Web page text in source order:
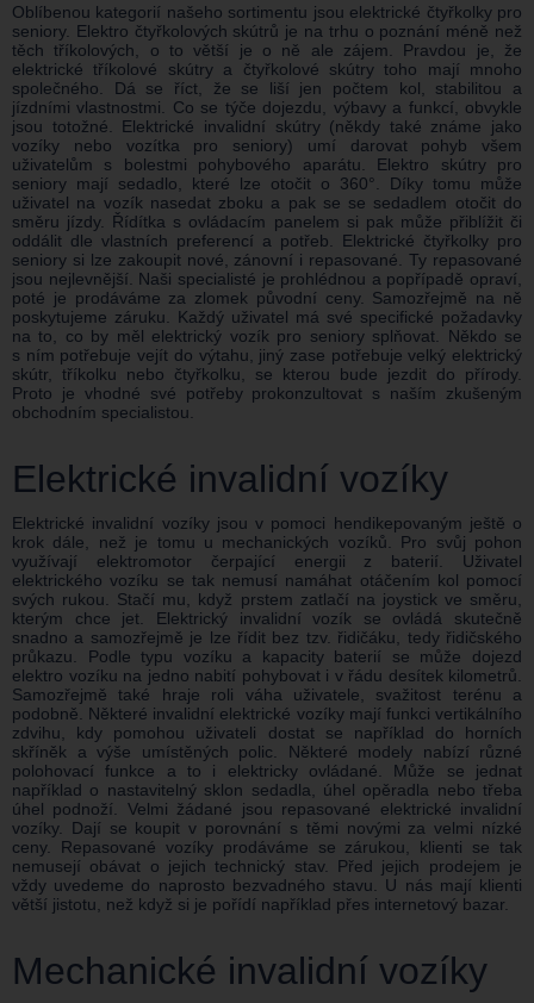
Oblíbenou kategorií našeho sortimentu jsou elektrické čtyřkolky pro
seniory. Elektro čtyřkolových skútrů je na trhu o poznání méně než
těch tříkolových, o to větší je o ně ale zájem. Pravdou je, že
elektrické tříkolové skútry a čtyřkolové skútry toho mají mnoho
společného. Dá se říct, že se liší jen počtem kol, stabilitou a
jízdními vlastnostmi. Co se týče dojezdu, výbavy a funkcí, obvykle
jsou totožné. Elektrické invalidní skútry (někdy také známe jako
vozíky nebo vozítka pro seniory) umí darovat pohyb všem
uživatelům s bolestmi pohybového aparátu. Elektro skútry pro
seniory mají sedadlo, které lze otočit o 360°. Díky tomu může
uživatel na vozík nasedat zboku a pak se se sedadlem otočit do
směru jízdy. Řídítka s ovládacím panelem si pak může přiblížit či
oddálit dle vlastních preferencí a potřeb. Elektrické čtyřkolky pro
seniory si lze zakoupit nové, zánovní i repasované. Ty repasované
jsou nejlevnější. Naši specialisté je prohlédnou a popřípadě opraví,
poté je prodáváme za zlomek původní ceny. Samozřejmě na ně
poskytujeme záruku. Každý uživatel má své specifické požadavky
na to, co by měl elektrický vozík pro seniory splňovat. Někdo se
s ním potřebuje vejít do výtahu, jiný zase potřebuje velký elektrický
skútr, tříkolku nebo čtyřkolku, se kterou bude jezdit do přírody.
Proto je vhodné své potřeby prokonzultovat s naším zkušeným
obchodním specialistou.
Elektrické invalidní vozíky
Elektrické invalidní vozíky jsou v pomoci hendikepovaným ještě o
krok dále, než je tomu u mechanických vozíků. Pro svůj pohon
využívají elektromotor čerpající energii z baterií. Uživatel
elektrického vozíku se tak nemusí namáhat otáčením kol pomocí
svých rukou. Stačí mu, když prstem zatlačí na joystick ve směru,
kterým chce jet. Elektrický invalidní vozík se ovládá skutečně
snadno a samozřejmě je lze řídit bez tzv. řidičáku, tedy řidičského
průkazu. Podle typu vozíku a kapacity baterií se může dojezd
elektro vozíku na jedno nabití pohybovat i v řádu desítek kilometrů.
Samozřejmě také hraje roli váha uživatele, svažitost terénu a
podobně. Některé invalidní elektrické vozíky mají funkci vertikálního
zdvihu, kdy pomohou uživateli dostat se například do horních
skříněk a výše umístěných polic. Některé modely nabízí různé
polohovací funkce a to i elektricky ovládané. Může se jednat
například o nastavitelný sklon sedadla, úhel opěradla nebo třeba
úhel podnoží. Velmi žádané jsou repasované elektrické invalidní
vozíky. Dají se koupit v porovnání s těmi novými za velmi nízké
ceny. Repasované vozíky prodáváme se zárukou, klienti se tak
nemusejí obávat o jejich technický stav. Před jejich prodejem je
vždy uvedeme do naprosto bezvadného stavu. U nás mají klienti
větší jistotu, než když si je pořídí například přes internetový bazar.
Mechanické invalidní vozíky